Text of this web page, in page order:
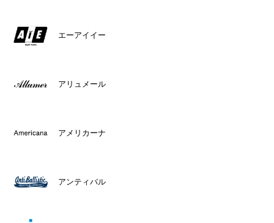
エーアイイー
アリュメール
アメリカーナ
アンティバル